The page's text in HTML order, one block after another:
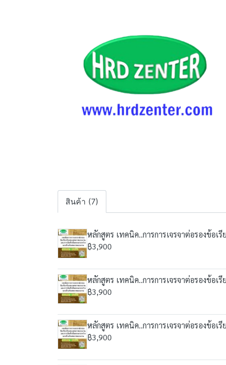
สินค้า (7)
หลักสูตร เทคนิค..การการเจรจาต่อรองข้อ
฿3,900
หลักสูตร เทคนิค..การการเจรจาต่อรองข้อ
฿3,900
หลักสูตร เทคนิค..การการเจรจาต่อรองข้อ
฿3,900